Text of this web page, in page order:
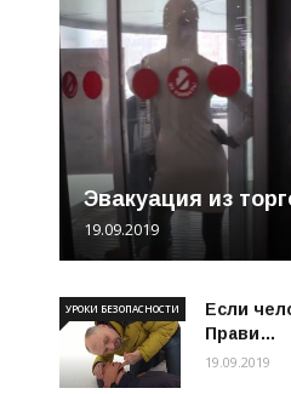
Эвакуация из
19.09.2019
Если
Прави…
УРОКИ БЕЗОПАСНОСТИ
19.09.2019